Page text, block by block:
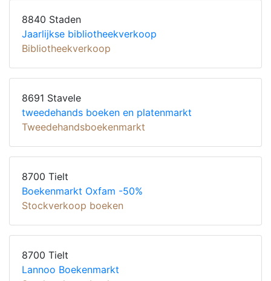
8840 Staden
Jaarlijkse bibliotheekverkoop
Bibliotheekverkoop
8691 Stavele
tweedehands boeken en platenmarkt
Tweedehandsboekenmarkt
8700 Tielt
Boekenmarkt Oxfam -50%
Stockverkoop boeken
8700 Tielt
Lannoo Boekenmarkt